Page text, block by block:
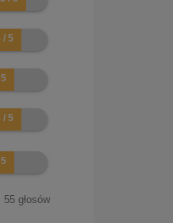
55 głosów